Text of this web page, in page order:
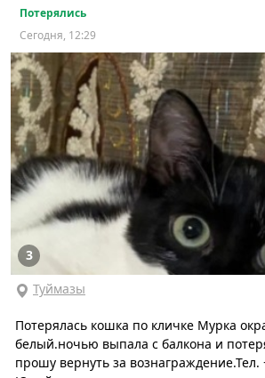
Потерялись
Сегодня, 12:29
3
Туймазы
Потерялась кошка по кличке Мурка
белый.ночью выпала с балкона и
прошу вернуть за вознаграждение.Тел.